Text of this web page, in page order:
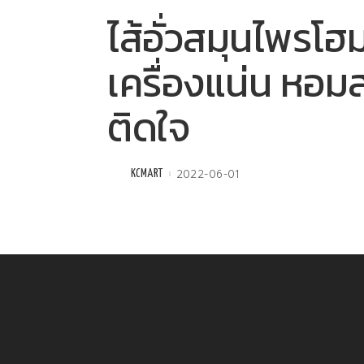
ไส้อั่วสมุนไพรโ
เครื่องแน่น หอ
ติดใจ
PostedKCMART 2022-06-01